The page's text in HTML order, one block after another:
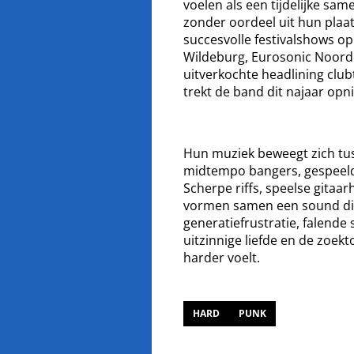
voelen als een tijdelijke
zonder oordeel uit hun
succesvolle festivalshows
Wildeburg, Eurosonic
uitverkochte headlining
trekt de band dit najaar
Hun muziek beweegt zich
midtempo bangers,
Scherpe riffs, speelse
vormen samen een sound
generatiefrustratie, falende
uitzinnige liefde en de
harder voelt.
HARD PUNK